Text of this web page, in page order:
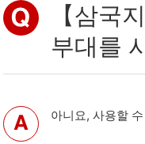
【삼국
부대를
아니요, 사용할